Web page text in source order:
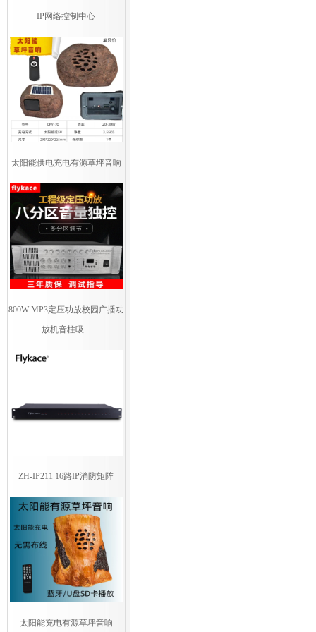
IP网络控制中心
太阳能供电充电有源草坪音响
800W MP3定压功放校园广播功
放机音柱吸...
ZH-IP211 16路IP消防矩阵
太阳能充电有源草坪音响